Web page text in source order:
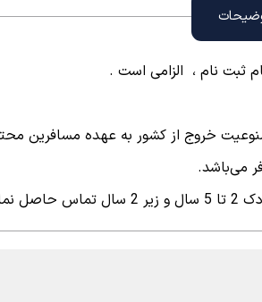
خروج از کشور به عهده مسافرین
می‌باشد.